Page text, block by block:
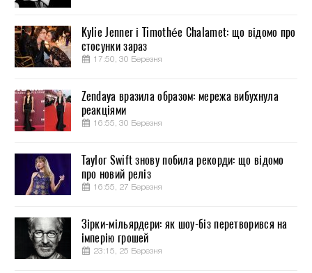
Kylie Jenner і Timothée Chalamet: що відомо про
стосунки зараз
17:50, 30 Березня
Zendaya вразила образом: мережа вибухнула
реакціями
16:55, 30 Березня
Taylor Swift знову побила рекорди: що відомо
про новий реліз
16:55, 27 Березня
Зірки-мільярдери: як шоу-біз перетворився на
імперію грошей
23:15, 25 Березня